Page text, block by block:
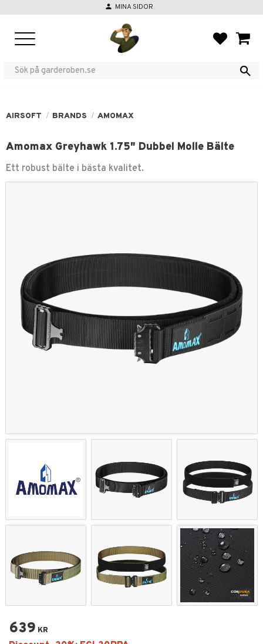
person MINA SIDOR
AIRSOFT BRANDS AMOMAX
Amomax Greyhawk 1.75" Dubbel Molle Bälte
Ett robust bälte i bästa kvalitet.
639 KR